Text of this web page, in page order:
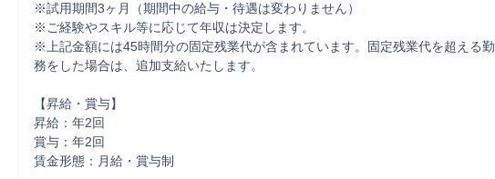
※試用期間3ヶ月（期間中の給与・待遇は変わりません）
※ご経験やスキル等に応じて年収は決定します。
※上記金額には45時間分の固定残業代が含まれています。固定残業代を超える勤
務をした場合は、追加支給いたします。
【昇給・賞与】
昇給：年2回
賞与：年2回
賃金形態：月給・賞与制